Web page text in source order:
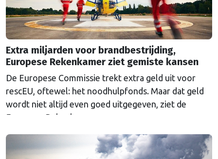
Extra miljarden voor brandbestrijding,
Europese Rekenkamer ziet gemiste kansen
De Europese Commissie trekt extra geld uit voor
rescEU, oftewel: het noodhulpfonds. Maar dat geld
wordt niet altijd even goed uitgegeven, ziet de
Europese Rekenkamer.